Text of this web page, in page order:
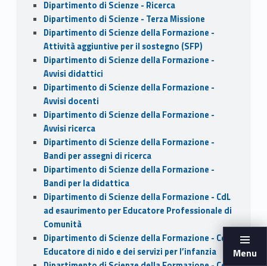
Menu
Dipartimento di Scienze - Ricerca
Dipartimento di Scienze - Terza Missione
Dipartimento di Scienze della Formazione -
Attività aggiuntive per il sostegno (SFP)
Dipartimento di Scienze della Formazione -
Avvisi didattici
Dipartimento di Scienze della Formazione -
Avvisi docenti
Dipartimento di Scienze della Formazione -
Avvisi ricerca
Dipartimento di Scienze della Formazione -
Bandi per assegni di ricerca
Dipartimento di Scienze della Formazione -
Bandi per la didattica
Dipartimento di Scienze della Formazione - CdL
ad esaurimento per Educatore Professionale di
Comunità
Dipartimento di Scienze della Formazione - CdL
Educatore di nido e dei servizi per l’infanzia